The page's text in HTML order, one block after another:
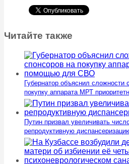
Читайте также
Губернатор объяснил сложности
покупку аппарата МРТ
Путин призвал увеличивать
репродуктивную